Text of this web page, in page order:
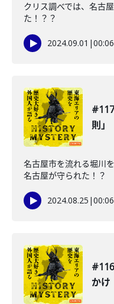
クリス調べでは、名古
た！？？
2024.09.01 |
則」
名古屋市を流れる堀川
名古屋が守られた！？
2024.08.25 |
かけ